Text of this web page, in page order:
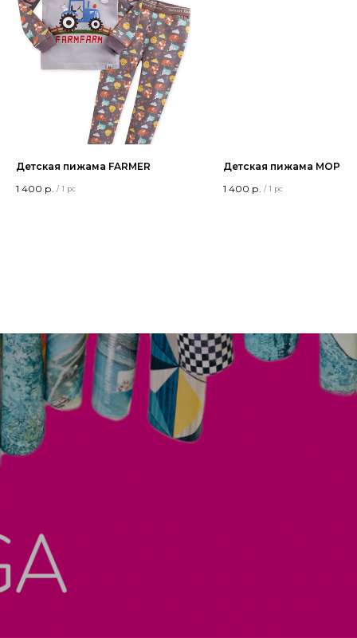
Детская пижама FARMER
1 400 р. / 1 pc
Детская пижама
1 400 р. / 1 pc